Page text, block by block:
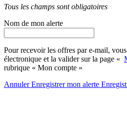
Tous les champs sont obligatoires
Nom de mon alerte
Pour recevoir les offres par e-mail,
électronique et la valider sur la page «
rubrique « Mon compte »
AnnulerEnregistrer mon alerte